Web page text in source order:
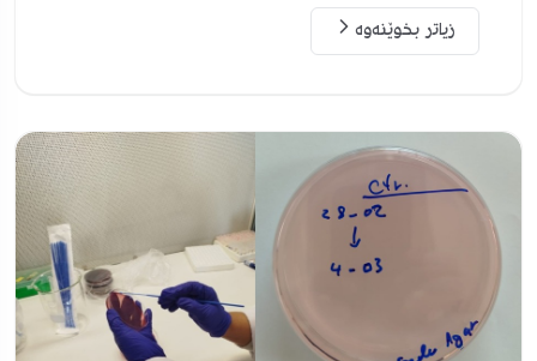
زیاتر بخوێنەوە